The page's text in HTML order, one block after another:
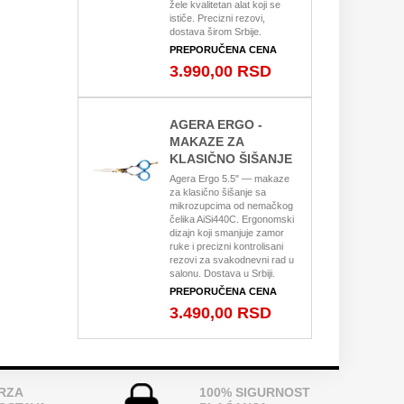
žele kvalitetan alat koji se
ističe. Precizni rezovi,
dostava širom Srbije.
PREPORUČENA CENA
3.990,00 RSD
AGERA ERGO -
MAKAZE ZA
KLASIČNO ŠIŠANJE
Agera Ergo 5.5" — makaze
za klasično šišanje sa
mikrozupcima od nemačkog
čelika AiSi440C. Ergonomski
dizajn koji smanjuje zamor
ruke i precizni kontrolisani
rezovi za svakodnevni rad u
salonu. Dostava u Srbiji.
PREPORUČENA CENA
3.490,00 RSD
100% SIGURNOST